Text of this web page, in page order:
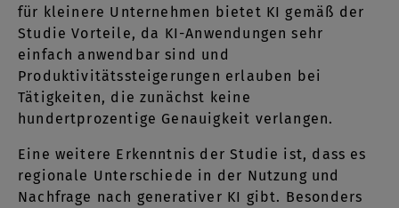
für kleinere Unternehmen bietet KI gemäß der
Studie Vorteile, da KI-Anwendungen sehr
einfach anwendbar sind und
Produktivitätssteigerungen erlauben bei
Tätigkeiten, die zunächst keine
hundertprozentige Genauigkeit verlangen.
Eine weitere Erkenntnis der Studie ist, dass es
regionale Unterschiede in der Nutzung und
Nachfrage nach generativer KI gibt. Besonders